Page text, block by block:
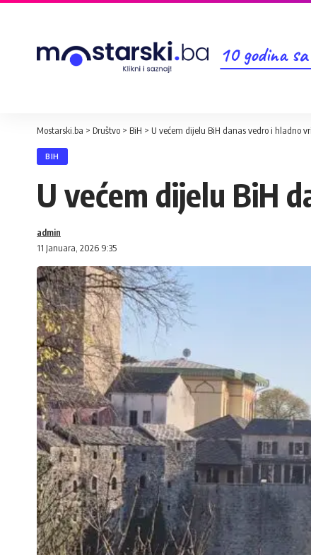
10 godina
Mostarski.ba > Društvo > BiH > U većem dijelu BiH danas vedro i hladno
BIH
U većem dijelu BiH
11 Januara, 2026 9:35
admin